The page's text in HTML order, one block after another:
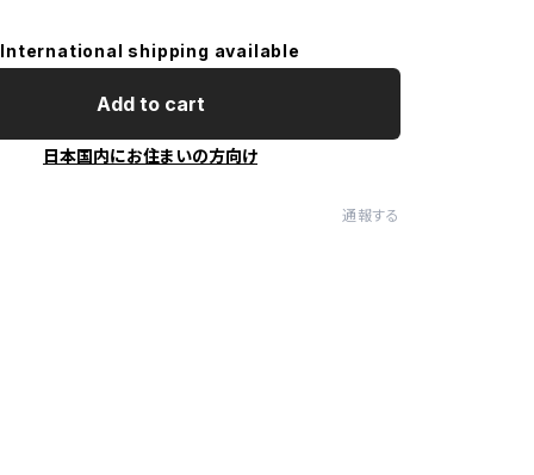
International shipping available
Add to cart
日本国内にお住まいの方向け
通報する